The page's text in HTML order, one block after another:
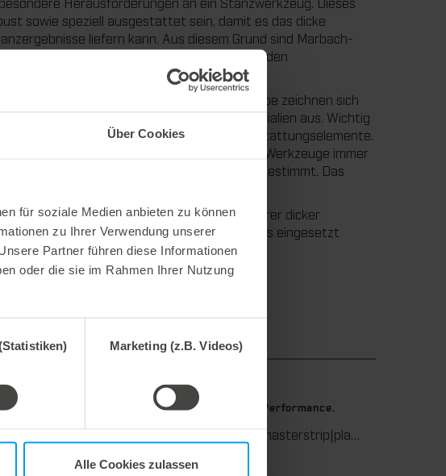
Über Cookies
für soziale Medien anbieten zu können
zu Ihrer Verwendung unserer
Partner führen diese Informationen
oder die sie im Rahmen Ihrer Nutzung
Marketing (z.B. Videos)
Alle Cookies zulassen
sowie speziell ausgestattet sein, damit es das dicke
liefern kann. Aus diesem Grund sind Marbach-
robusten Zahnstanzmessern, einem passenden
ausgestattet.
Stanzwerkzeuge für Waben-Wellpappe zeichnen sich
und Qualität der eingesetzten Materialien aus. Wichtig
die optimale Abstimmung der einzelnen Ausstattungselemente.
Erfahrung perfekt. So sind unsere Werkzeuge immer
und die eingesetzte Waben-Wellpappe abgestimmt. Das
Stanzergebnissen.“
in ähnlicher Form auch beim Stanzen anderer dicker
Steckverbindungen und Verpackungstrays eingesetzt
Präzise stanzen.
9. Juli 2026
Maximale Ausbrech-Performance.
Wir bieten mit der masterstrip|plate eine seit vielen Jahren bewährte Lösung für maximale Prozesssicherheit beim Ausbrechen. Das speziell entwickelte Ausbrechoberteil ermöglicht einen stabilen, sauberen und effizienten Ausbrechprozess auch bei anspruchsvollen Anwendungen.